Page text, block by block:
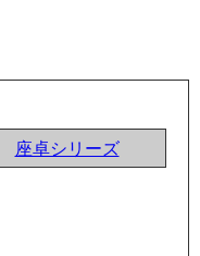
座卓シリーズ